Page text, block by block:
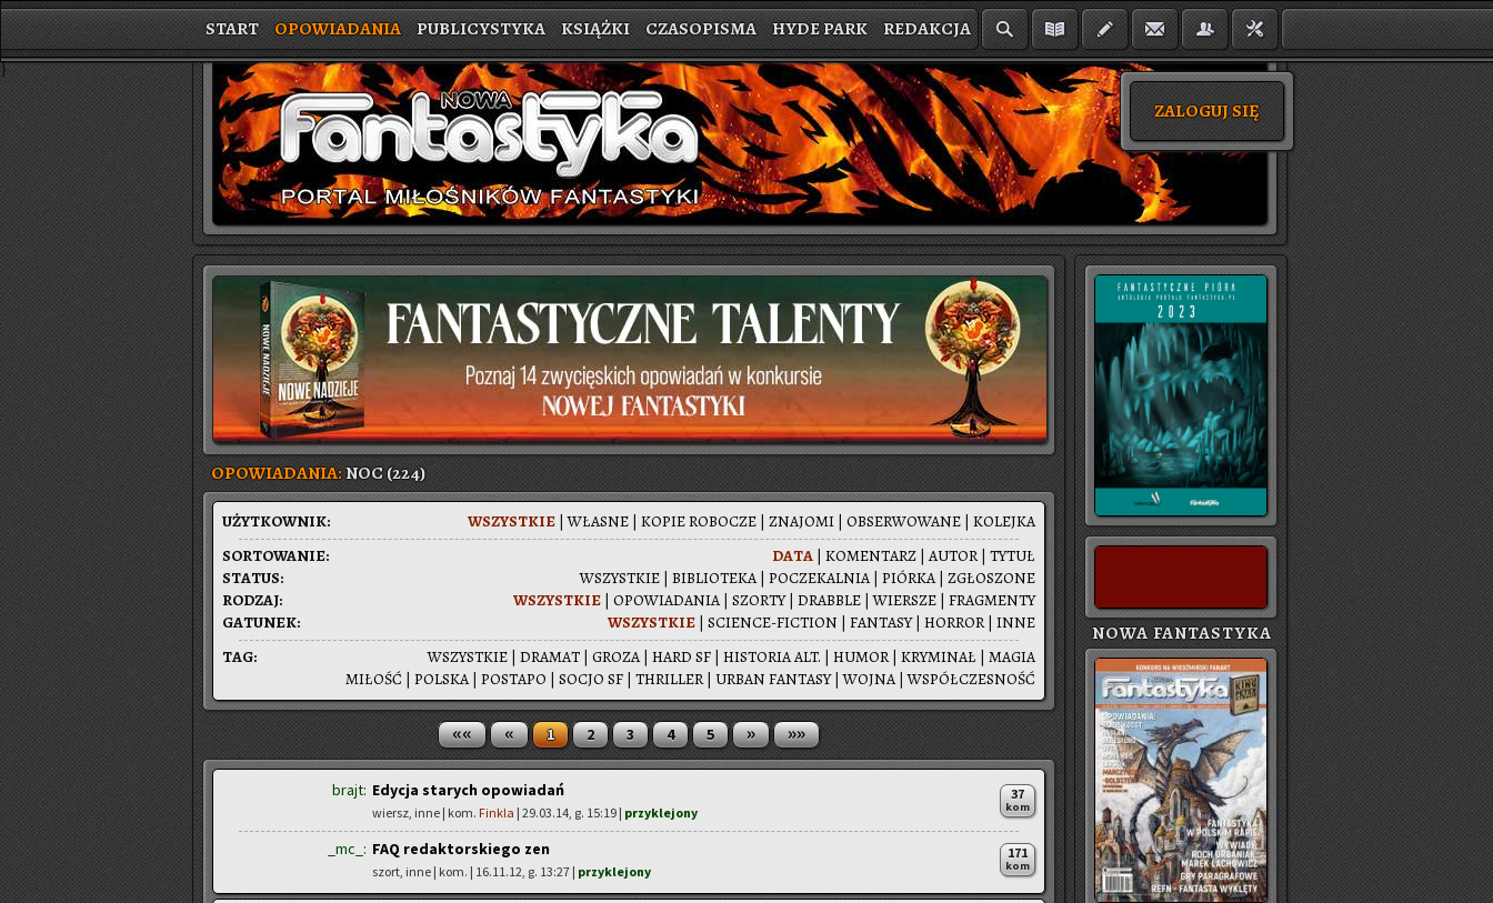
START OPOWIADANIA PUBLICYSTYKA KSIĄŻKI CZASOPISMA HYDE PARK REDAKCJA
ZALOGUJ SIĘ
}
OPOWIADANIA:NOC (224)
WSZYST­KIE |WŁA­SNE | KOPIE RO­BO­CZE | ZNA­JO­MI | OB­SER­WO­WA­NE | KO­LEJ­KA
UŻYT­KOW­NIK:
DATA | KO­MEN­TARZ |AUTOR| TYTUŁ
WSZYST­KIE | BI­BLIO­TE­KA| PO­CZE­KAL­NIA| PIÓR­KA| ZGŁO­SZO­NE
WSZYST­KIE | OPO­WIA­DA­NIA| SZOR­TY| DRAB­BLE |WIER­SZE | FRAG­MEN­TY
WSZYST­KIE | SCIEN­CE-FIC­TION | FAN­TA­SY| HOR­ROR| INNE
SOR­TO­WA­NIE:
STA­TUS:
RO­DZAJ:
GA­TU­NEK:
WSZYST­KIE | DRA­MAT | GROZA| HARD SF | HI­STO­RIA ALT. | HUMOR| KRY­MI­NAŁ | MAGIA
MI­ŁOŚĆ | POL­SKA| PO­STA­PO | SOCJO SF | THRIL­LER| URBAN FAN­TA­SY|WOJNA|WSPÓŁ­CZE­SNOŚĆ
TAG:
«« « 1 2 3 4 5 » »»
brajt: Edycja starych opowiadań
wiersz, inne | kom. Finkla | 29.03.14, g. 15:19 | przyklejony
37
kom
_mc_: FAQ redaktorskiego zen
szort, inne | kom. | 16.11.12, g. 13:27 | przyklejony
171
kom
NOWA FANTASTYKA